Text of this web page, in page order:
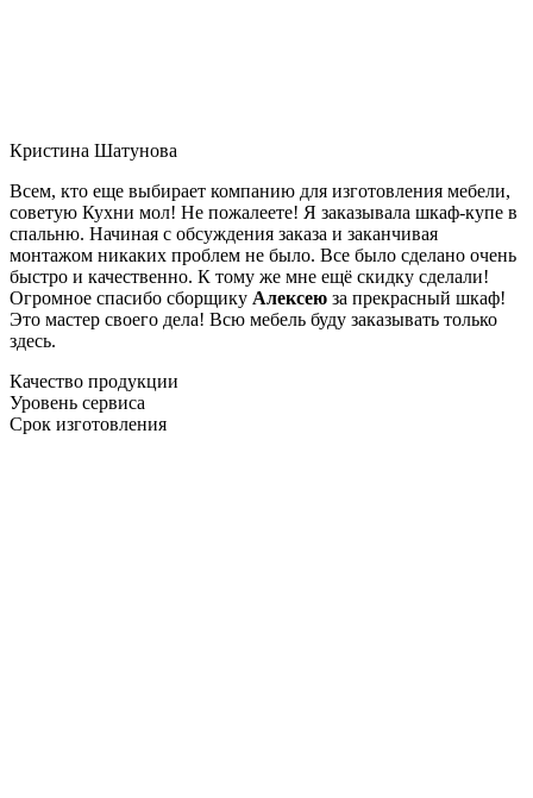
Кристина Шатунова
Всем, кто еще выбирает компанию для изготовления мебели,
советую Кухни мол! Не пожалеете! Я заказывала шкаф-купе в
спальню. Начиная с обсуждения заказа и заканчивая
монтажом никаких проблем не было. Все было сделано очень
быстро и качественно. К тому же мне ещё скидку сделали!
Огромное спасибо сборщику Алексею за прекрасный шкаф!
Это мастер своего дела! Всю мебель буду заказывать только
здесь.
Качество продукции
Уровень сервиса
Срок изготовления